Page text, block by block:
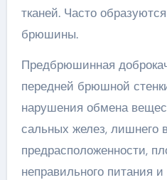
тканей. Часто
брюшины.
Предбрюшинная
передней брюшной
нарушения обмена
сальных желез, лишнего
предрасположенности,
неправильного питания